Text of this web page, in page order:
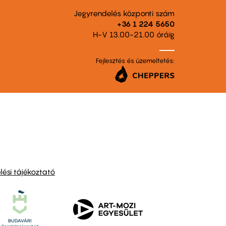
Jegyrendelés központi szám
+36 1 224 5650
H-V 13.00-21.00 óráig
Fejlesztés és üzemeltetés:
tájékoztató